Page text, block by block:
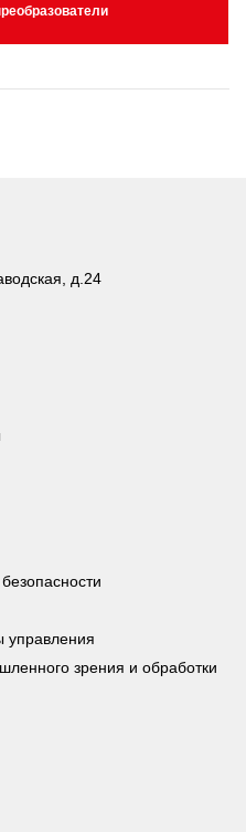
д.24
управления
зрения и обработки